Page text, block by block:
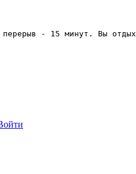
перерыв - 15 минут. Вы